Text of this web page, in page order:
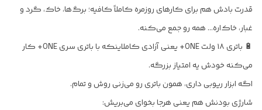
قدرت بادش هم برای کارهای روزمره کاملاً کافیه؛ برگ‌ها، خاک، گرد و
غبار، خاک‌اره… همه رو جمع می‌کنه.
🔋 باتری ۱۸ ولت ONE+ یعنی آزادی کاملاینکه با باتری سری ONE+ کار
می‌کنه خودش یه امتیاز بزرگه.
اگه ابزار ریوبی داری، همون باتری رو می‌زنی روش و تمام.
شارژی بودنش هم یعنی هرجا بخوای می‌بریش: